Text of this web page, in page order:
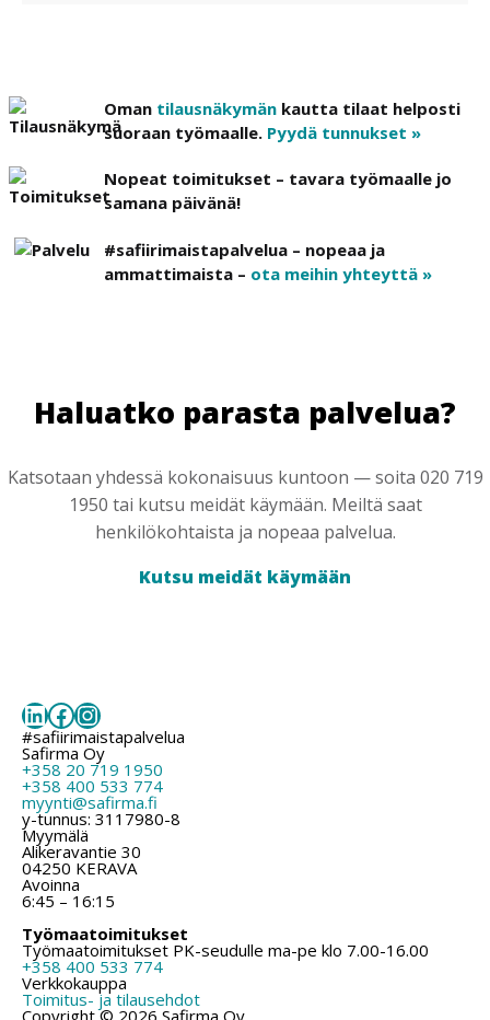
Oman tilausnäkymän kautta tilaat helposti
suoraan työmaalle. Pyydä tunnukset »
Nopeat toimitukset – tavara työmaalle jo
samana päivänä!
#safiirimaistapalvelua – nopeaa ja
ammattimaista – ota meihin yhteyttä »
Haluatko parasta palvelua?
Katsotaan yhdessä kokonaisuus kuntoon — soita 020 719
1950 tai kutsu meidät käymään. Meiltä saat
henkilökohtaista ja nopeaa palvelua.
Kutsu meidät käymään
LinkedIn
Facebook
Instagram
#safiirimaistapalvelua
Safirma Oy
+358 20 719 1950
+358 400 533 774
myynti@safirma.fi
y-tunnus: 3117980-8
Myymälä
Alikeravantie 30
04250 KERAVA
Avoinna
6:45 – 16:15
Työmaatoimitukset
Työmaatoimitukset PK-seudulle ma-pe klo 7.00-16.00
+358 400 533 774
Verkkokauppa
Toimitus- ja tilausehdot
Copyright © 2026 Safirma Oy